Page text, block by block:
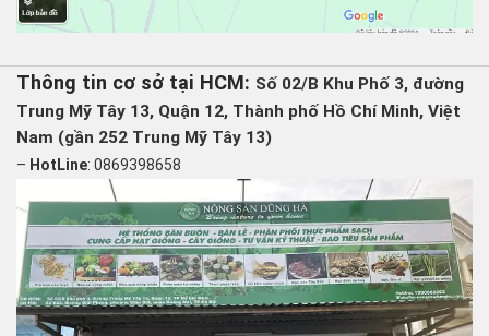
Thông tin cơ sở tại HCM: Số 02/B Khu Phố 3, đường
Trung Mỹ Tây 13, Quận 12, Thành phố Hồ Chí Minh, Việt
Nam (gần 252 Trung Mỹ Tây 13)
– HotLine: 0869398658